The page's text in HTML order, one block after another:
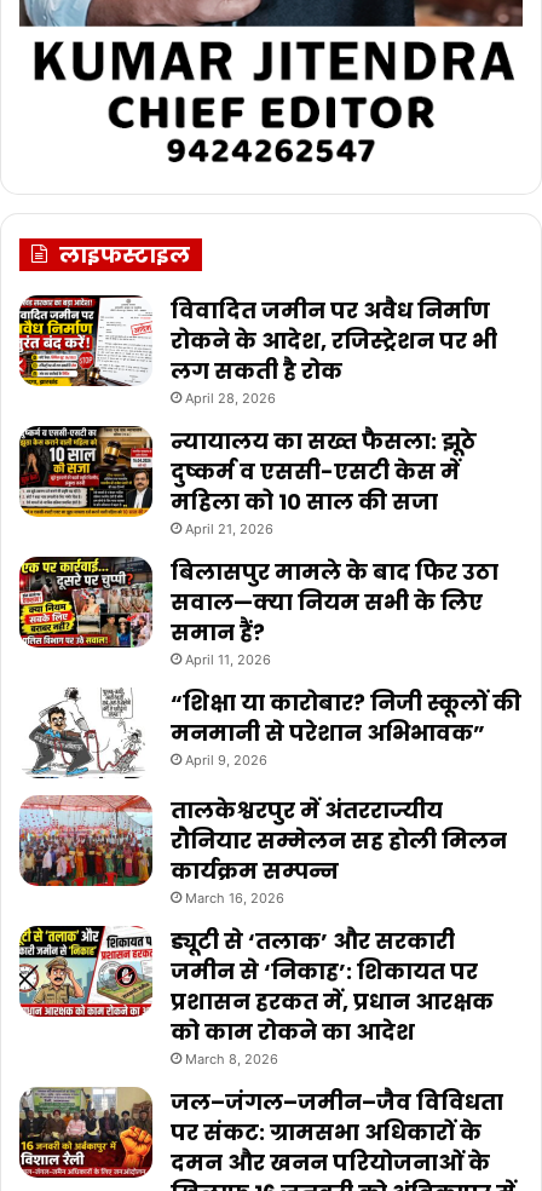
लाइफस्टाइल
विवादित जमीन पर अवैध निर्माण
रोकने के आदेश, रजिस्ट्रेशन पर भी
लग सकती है रोक
April 28, 2026
न्यायालय का सख्त फैसला: झूठे
दुष्कर्म व एससी-एसटी केस में
महिला को 10 साल की सजा
April 21, 2026
बिलासपुर मामले के बाद फिर उठा
सवाल—क्या नियम सभी के लिए
समान हैं?
April 11, 2026
“शिक्षा या कारोबार? निजी स्कूलों की
मनमानी से परेशान अभिभावक”
April 9, 2026
तालकेश्वरपुर में अंतरराज्यीय
रौनियार सम्मेलन सह होली मिलन
कार्यक्रम सम्पन्न
March 16, 2026
ड्यूटी से ‘तलाक’ और सरकारी
जमीन से ‘निकाह’: शिकायत पर
प्रशासन हरकत में, प्रधान आरक्षक
को काम रोकने का आदेश
March 8, 2026
जल–जंगल–जमीन–जैव विविधता
पर संकट: ग्रामसभा अधिकारों के
दमन और खनन परियोजनाओं के